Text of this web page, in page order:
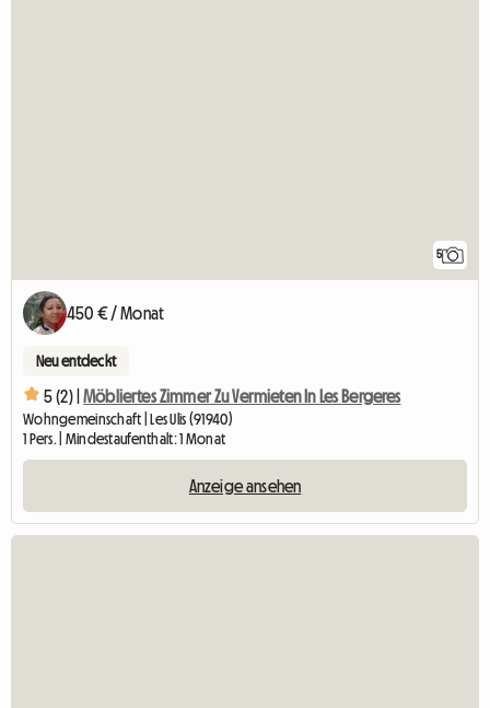
5
450 € / Monat
Neu entdeckt
5 (2) | Möbliertes Zimmer Zu Vermieten In Les Bergeres
Wohngemeinschaft | Les Ulis (91940)
1 Pers. | Mindestaufenthalt: 1 Monat
Anzeige ansehen